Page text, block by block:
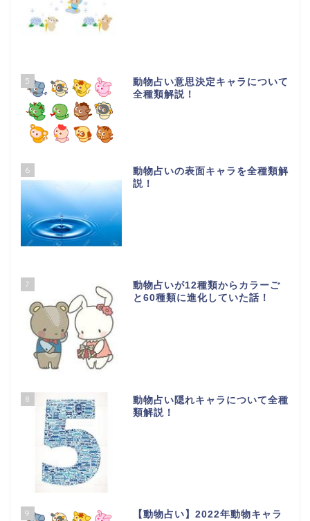
5
動物占い意思決定キャラについて
全種類解説！
6
動物占いの表面キャラを全種類解
説！
7
動物占いが12種類からカラーご
と60種類に進化していた話！
8
動物占い隠れキャラについて全種
類解説！
9
【動物占い】2022年動物キャラ